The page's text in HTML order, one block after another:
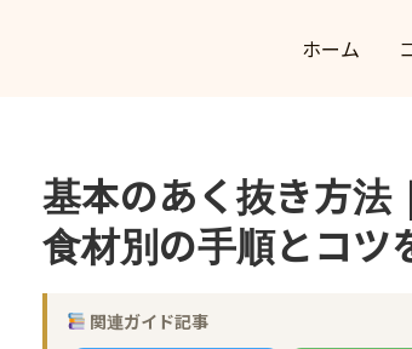
ホーム
基本のあく抜き方法
食材別の手順とコツ
関連ガイド記事